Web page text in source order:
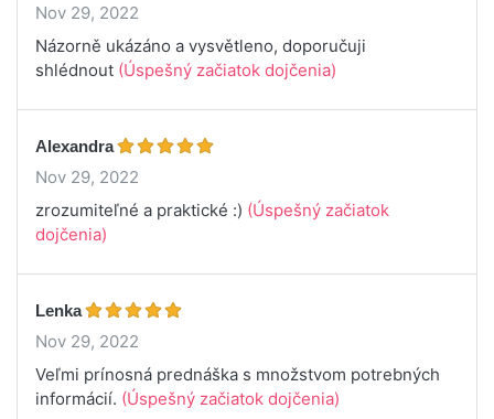
Nov 29, 2022
Názorně ukázáno a vysvětleno, doporučuji
shlédnout (Úspešný začiatok dojčenia)
Alexandra
Nov 29, 2022
zrozumiteľné a praktické :) (Úspešný začiatok
dojčenia)
Lenka
Nov 29, 2022
Veľmi prínosná prednáška s množstvom potrebných
informácií. (Úspešný začiatok dojčenia)